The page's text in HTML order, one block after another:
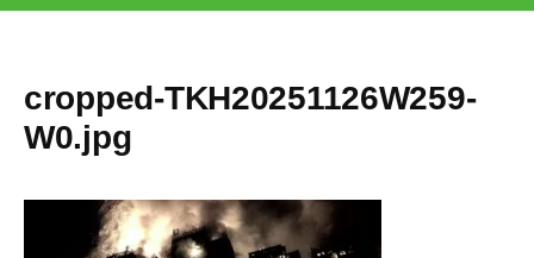
cropped-TKH20251126W259-
W0.jpg